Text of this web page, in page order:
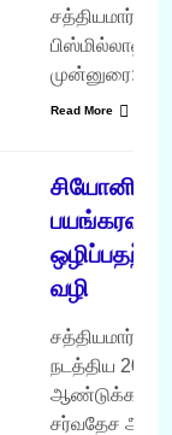
சத்தியமார்க்கம்
முன்னுரை:
Read More
சியோனிச
வழி
நடத்திய
ஆண்டுக்கான
சர்வதேச